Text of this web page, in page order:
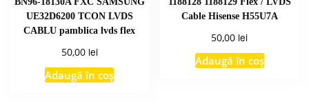
UE32D6200 TCON LVDS
CABLU pamblica lvds flex
50,00 lei
Adaugă în coș
Cable Hisense H55U7A
50,00 lei
Adaugă în coș